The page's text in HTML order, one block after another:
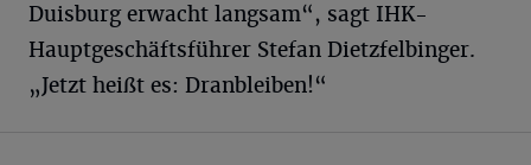
Duisburg erwacht langsam“, sagt IHK-
Hauptgeschäftsführer Stefan Dietzfelbinger.
„Jetzt heißt es: Dranbleiben!“